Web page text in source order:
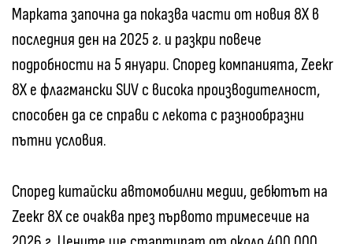
Марката започна да показва части от новия 8X в
последния ден на 2025 г. и разкри повече
подробности на 5 януари. Според компанията, Zeekr
8X е флагмански SUV с висока производителност,
способен да се справи с лекота с разнообразни
пътни условия.
Според китайски автомобилни медии, дебютът на
Zeekr 8X се очаква през първото тримесечие на